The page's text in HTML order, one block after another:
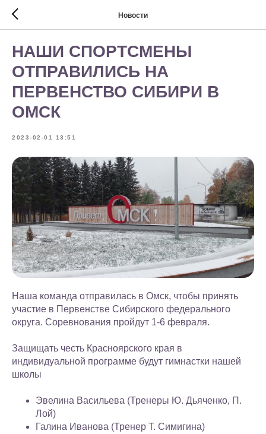
Новости
НАШИ СПОРТСМЕНЫ
ОТПРАВИЛИСЬ НА
ПЕРВЕНСТВО СИБИРИ В
ОМСК
2023-02-01 13:51
Наша команда отправилась в Омск, чтобы принять
участие в Первенстве Сибирского федерального
округа. Соревнования пройдут 1-6 февраля.
Защищать честь Красноярского края в
индивидуальной программе будут гимнастки нашей
школы
Эвелина Васильева (Тренеры Ю. Дьяченко, П.
Лой)
Галина Иванова (Тренер Т. Симигина)